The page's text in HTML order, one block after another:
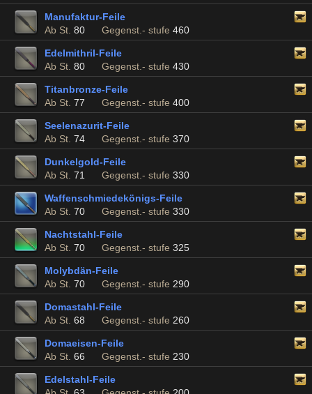
Manufaktur-Feile
Ab St. 80 Gegenst.- stufe 460
Edelmithril-Feile
Ab St. 80 Gegenst.- stufe 430
Titanbronze-Feile
Ab St. 77 Gegenst.- stufe 400
Seelenazurit-Feile
Ab St. 74 Gegenst.- stufe 370
Dunkelgold-Feile
Ab St. 71 Gegenst.- stufe 330
Waffenschmiedekönigs-Feile
Ab St. 70 Gegenst.- stufe 330
Nachtstahl-Feile
Ab St. 70 Gegenst.- stufe 325
Molybdän-Feile
Ab St. 70 Gegenst.- stufe 290
Domastahl-Feile
Ab St. 68 Gegenst.- stufe 260
Domaeisen-Feile
Ab St. 66 Gegenst.- stufe 230
Edelstahl-Feile